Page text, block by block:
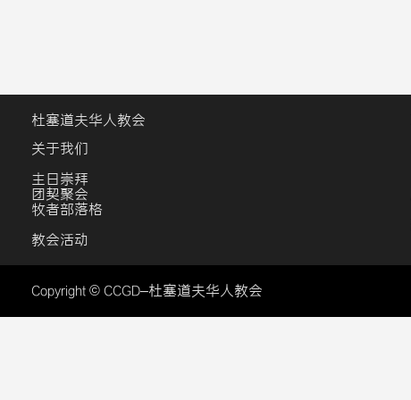
杜塞道夫华人教会
关于我们
主日崇拜
团契聚会
牧者部落格
教会活动
Copyright © CCGD–杜塞道夫华人教会